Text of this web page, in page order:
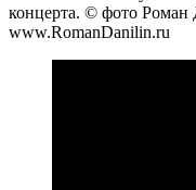
концерта. © фото Роман
www.RomanDanilin.ru